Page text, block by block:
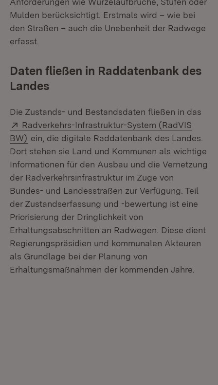
Mulden berücksichtigt. Erstmals wird – wie bei
den Straßen – auch die Unebenheit der Radwege
erfasst.
Daten fließen in Raddatenbank des
Landes
Die Zustands- und Bestandsdaten fließen in das
Extern:
Radverkehrs-Infrastruktur-System (RadVIS
BW) (Öffnet in neuem Fenster)
ein, die digitale Raddatenbank des Landes.
Dort stehen sie Land und Kommunen als wichtige
Informationen für den Ausbau und die Vernetzung
der Radverkehrsinfrastruktur im Zuge von
Bundes- und Landesstraßen zur Verfügung. Teil
der Zustandserfassung und -bewertung ist eine
Priorisierung der Dringlichkeit von
Erhaltungsabschnitten an Radwegen. Diese dient
Regierungspräsidien und kommunalen Akteuren
als Grundlage bei der Planung von
Erhaltungsmaßnahmen der kommenden Jahre.